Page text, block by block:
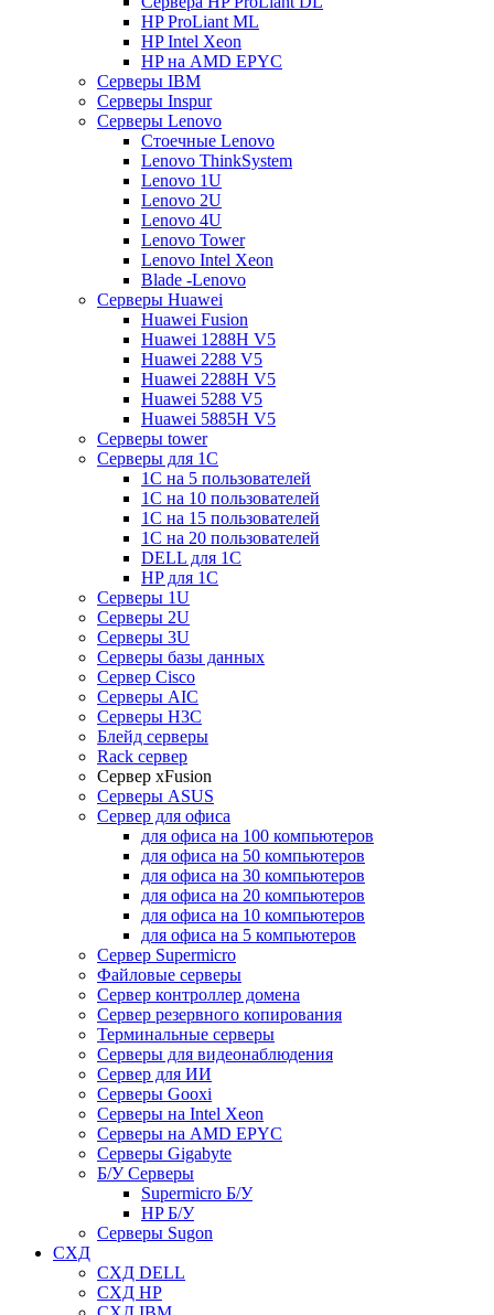
HP ProLiant ML
HP Intel Xeon
HP на AMD EPYC
Серверы IBM
Серверы Inspur
Серверы Lenovo
Стоечные Lenovo
Lenovo ThinkSystem
Lenovo 1U
Lenovo 2U
Lenovo 4U
Lenovo Tower
Lenovo Intel Xeon
Blade -Lenovo
Серверы Huawei
Huawei Fusion
Huawei 1288H V5
Huawei 2288 V5
Huawei 2288H V5
Huawei 5288 V5
Huawei 5885H V5
Серверы tower
Серверы для 1C
1С на 5 пользователей
1С на 10 пользователей
1С на 15 пользователей
1С на 20 пользователей
DELL для 1С
HP для 1С
Серверы 1U
Серверы 2U
Серверы 3U
Серверы базы данных
Сервер Cisco
Серверы AIC
Серверы H3C
Блейд серверы
Rack сервер
Сервер xFusion
Серверы ASUS
Сервер для офиса
для офиса на 100 компьютеров
для офиса на 50 компьютеров
для офиса на 30 компьютеров
для офиса на 20 компьютеров
для офиса на 10 компьютеров
для офиса на 5 компьютеров
Сервер Supermicro
Файловые серверы
Сервер контроллер домена
Сервер резервного копирования
Терминальные серверы
Серверы для видеонаблюдения
Сервер для ИИ
Серверы Gooxi
Серверы на Intel Xeon
Серверы на AMD EPYC
Серверы Gigabyte
Б/У Серверы
Supermicro Б/У
HP Б/У
Серверы Sugon
СХД
СХД DELL
СХД HP